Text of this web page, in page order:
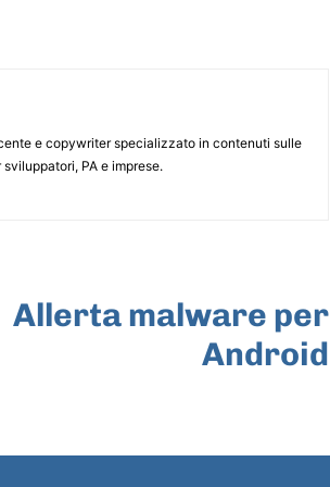
e copywriter specializzato in contenuti sulle
PA e imprese.
Allerta malware per
Android